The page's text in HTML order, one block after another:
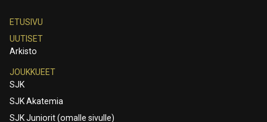
ETUSIVU
UUTISET
Arkisto
JOUKKUEET
SJK
SJK Akatemia
SJK Juniorit (omalle sivulle)